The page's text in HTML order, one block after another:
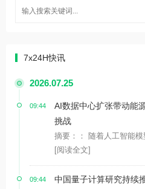
7x24H快讯
2026.07.25
09:44
AI数据中心扩张带动能
挑战
摘要：： 随着人工智能
[阅读全文]
09:44 中国量子计算研究持续